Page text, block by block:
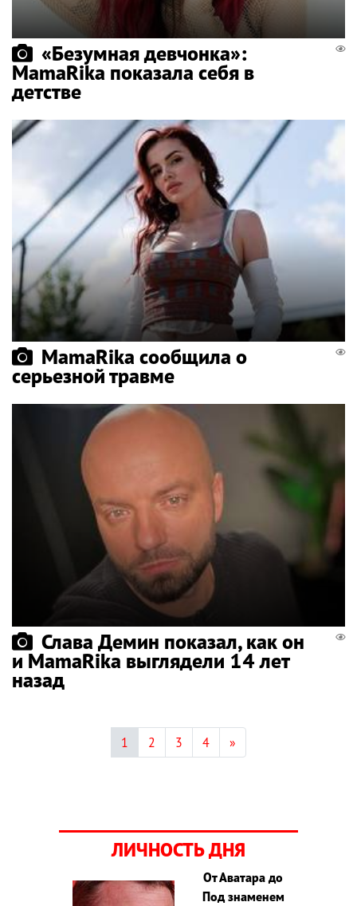
«Безумная девчонка»:
MamaRika показала себя в
детстве
MamaRika сообщила о
серьезной травме
Слава Демин показал, как он
и MamaRika выглядели 14 лет
назад
1 2 3 4 »
ЛИЧНОСТЬ ДНЯ
От Аватара до
Под знаменем